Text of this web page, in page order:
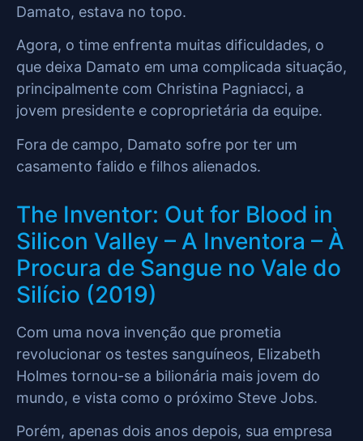
Damato, estava no topo.
Agora, o time enfrenta muitas dificuldades, o
que deixa Damato em uma complicada situação,
principalmente com Christina Pagniacci, a
jovem presidente e coproprietária da equipe.
Fora de campo, Damato sofre por ter um
casamento falido e filhos alienados.
The Inventor: Out for Blood in
Silicon Valley – A Inventora – À
Procura de Sangue no Vale do
Silício (2019)
Com uma nova invenção que prometia
revolucionar os testes sanguíneos, Elizabeth
Holmes tornou-se a bilionária mais jovem do
mundo, e vista como o próximo Steve Jobs.
Porém, apenas dois anos depois, sua empresa